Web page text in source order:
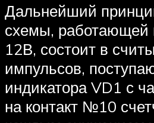
Дальнейший
схемы, работающей
12В, состоит в
импульсов,
индикатора VD1 с
на контакт №10